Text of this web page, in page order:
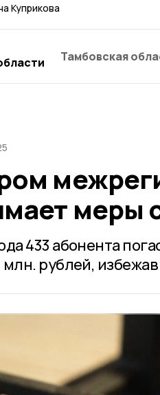
Куприкова
Тамбовская
меры
433 абонента
млн. рублей,